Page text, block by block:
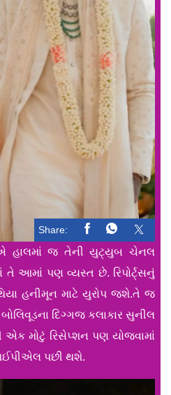
Share:
હાલમાં જ તેની યુટ્યુબ ચેનલ
તે આમાં પણ વ્યસ્ત છે. રિપોર્ટ્સનું
હનીમૂન માટે યુરોપ જશે.તે જ
દિગ્ગજ કલાકાર સુનીલ
મોટું રિસેપ્શન પણ યોજવામાં
પછી થશે.